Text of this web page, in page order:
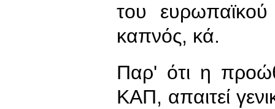
του
καπνός, κά.
Παρ' ότι η
ΚΑΠ, απαιτεί